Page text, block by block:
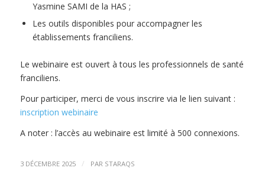
Yasmine SAMI de la HAS ;
Les outils disponibles pour accompagner les
établissements franciliens.
Le webinaire est ouvert à tous les professionnels de santé
franciliens.
Pour participer, merci de vous inscrire via le lien suivant :
inscription webinaire
A noter : l’accès au webinaire est limité à 500 connexions.
3 DÉCEMBRE 2025 / PAR STARAQS